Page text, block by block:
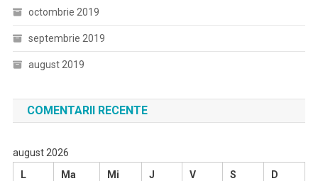
octombrie 2019
septembrie 2019
august 2019
COMENTARII RECENTE
august 2026
L
Ma Mi J V S D